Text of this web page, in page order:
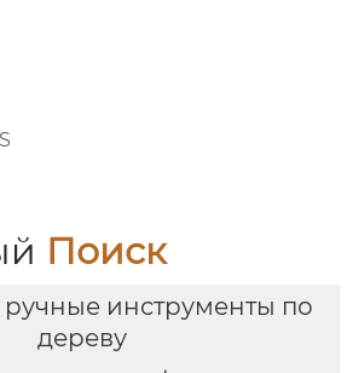
Поиск
инструменты по
дереву